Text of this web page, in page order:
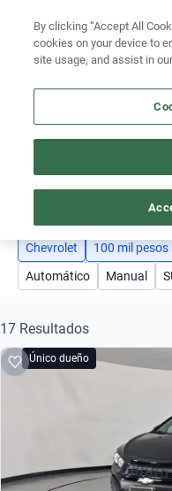
AUTOS CHEVROLET SEMINUEVOS
Busca por marca
Busca por modelo
Busca por marca
Busca por modelo
Busca por versión
Busca por año
Chevrolet
100 mil pesos
Automático
Manual
17 Resultados
Único dueño
By clicking “Accept All
cookies on your device to
site usage, and assist in